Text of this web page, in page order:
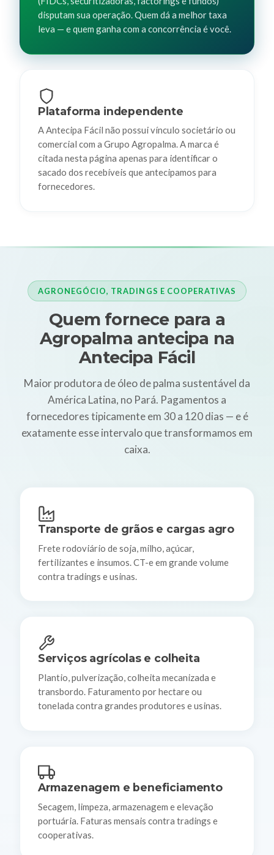
disputam sua operação. Quem dá a melhor taxa
leva — e quem ganha com a concorrência é você.
Plataforma independente
A Antecipa Fácil não possui vínculo societário ou
comercial com a Grupo Agropalma. A marca é
citada nesta página apenas para identificar o
sacado dos recebíveis que antecipamos para
fornecedores.
AGRONEGÓCIO, TRADINGS E COOPERATIVAS
Quem fornece para a
Agropalma antecipa na
Antecipa Fácil
Maior produtora de óleo de palma sustentável da
América Latina, no Pará. Pagamentos a
fornecedores tipicamente em 30 a 120 dias — e é
exatamente esse intervalo que transformamos em
caixa.
Transporte de grãos e cargas agro
Frete rodoviário de soja, milho, açúcar,
fertilizantes e insumos. CT-e em grande volume
contra tradings e usinas.
Serviços agrícolas e colheita
Plantio, pulverização, colheita mecanizada e
transbordo. Faturamento por hectare ou
tonelada contra grandes produtores e usinas.
Armazenagem e beneficiamento
Secagem, limpeza, armazenagem e elevação
portuária. Faturas mensais contra tradings e
cooperativas.